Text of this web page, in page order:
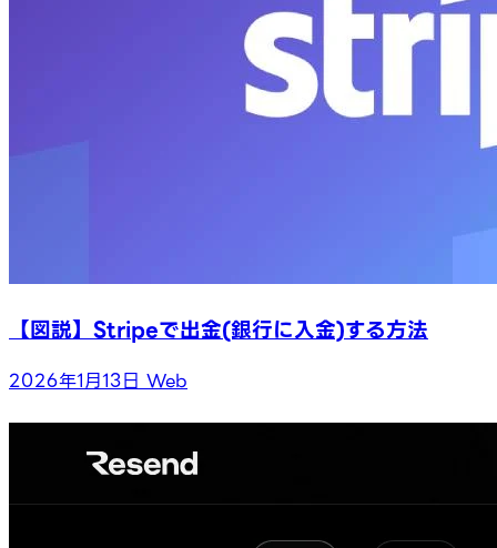
【図説】Stripeで出金(銀行に入金)する方法
2026年1月13日 Web